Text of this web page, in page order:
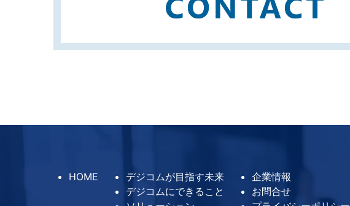
HOME
デジコムが目指す未来
デジコムにできること
企業情報
お問合せ